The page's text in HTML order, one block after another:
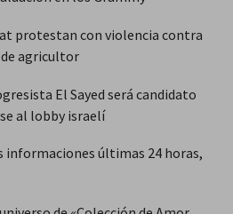
protestan con violencia contra
agricultor
El Sayed será candidato
al lobby israelí
informaciones últimas 24 horas,